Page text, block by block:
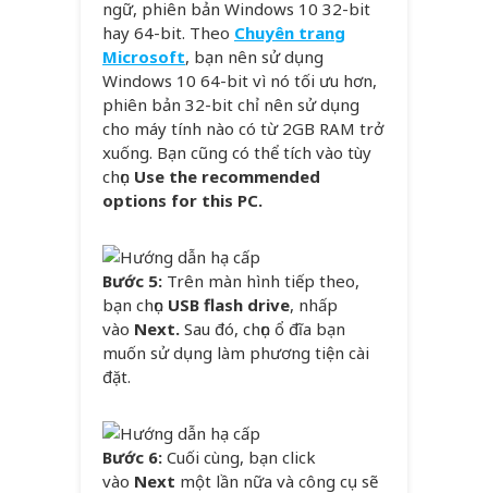
ngữ, phiên bản Windows 10 32-bit
hay 64-bit. Theo Chuyên trang
Microsoft, bạn nên sử dụng
Windows 10 64-bit vì nó tối ưu hơn,
phiên bản 32-bit chỉ nên sử dụng
cho máy tính nào có từ 2GB RAM trở
xuống. Bạn cũng có thể tích vào tùy
chọn Use the recommended
options for this PC.
Bước 5: Trên màn hình tiếp theo,
bạn chọn USB flash drive, nhấp
vào Next. Sau đó, chọn ổ đĩa bạn
muốn sử dụng làm phương tiện cài
đặt.
Bước 6: Cuối cùng, bạn click
vào Next một lần nữa và công cụ sẽ